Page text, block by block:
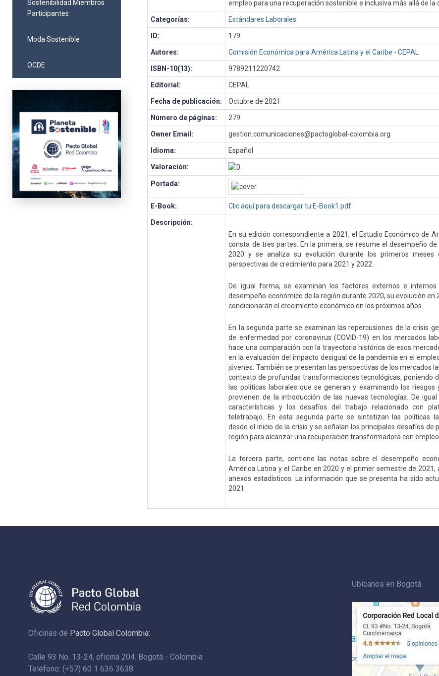
Sostenibilidad Miembros
Participantes
Moda Sostenible
OCDE
empleo para una recuperación sostenible e inclusiva más allá de la
Categorías: Estándares Laborales
ID: 179
Autores: Comisión Económica para América Latina y el Caribe - CEPAL
ISBN-10(13): 9789211220742
Editorial: CEPAL
Fecha de publicación: Octubre de 2021
Número de páginas: 279
Owner Email: gestion.comunicaciones@pactoglobal-colombia.org
Idioma: Español
Valoración:
Portada:
E-Book: Clic aquí para descargar tu E-Book1.pdf
Descripción:
En su edición correspondiente a 2021, el Estudio Económico de
consta de tres partes. En la primera, se resume el desempeño
2020 y se analiza su evolución durante los primeros meses
perspectivas de crecimiento para 2021 y 2022.
De igual forma, se examinan los factores externos e internos
desempeño económico de la región durante 2020, su evolución en
condicionarán el crecimiento económico en los próximos años.
En la segunda parte se examinan las repercusiones de la crisis
de enfermedad por coronavirus (COVID-19) en los mercados
hace una comparación con la trayectoria histórica de esos
en la evaluación del impacto desigual de la pandemia en el
jóvenes. También se presentan las perspectivas de los mercados
contexto de profundas transformaciones tecnológicas, poniendo
las políticas laborales que se generan y examinando los riesgos
provienen de la introducción de las nuevas tecnologías. De
características y los desafíos del trabajo relacionado con
teletrabajo. En esta segunda parte se sintetizan las políticas
desde el inicio de la crisis y se señalan los principales desafíos de
región para alcanzar una recuperación transformadora con empleo
La tercera parte, contiene las notas sobre el desempeño
América Latina y el Caribe en 2020 y el primer semestre de 2021,
anexos estadísticos. La información que se presenta ha sido
2021.
Oficinas de Pacto Global Colombia:
Calle 93 No. 13-24, oficina 204. Bogotá - Colombia
Teléfono: (+57) 60 1 636 3638
Ubícanos en Bogotá